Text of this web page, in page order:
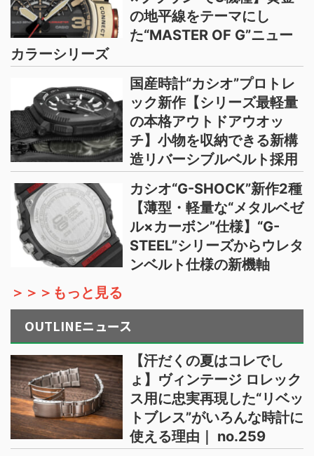
の地平線をテーマにし
た“MASTER OF G”ニュー
カラーシリーズ
国産時計“カシオ”プロトレ
ック新作【シリーズ最軽量
の本格アウトドアウオッ
チ】小物を収納できる新構
造リバーシブルベルト採用
カシオ“G-SHOCK”新作2種
【薄型・軽量な“メタルベゼ
ル×カーボン”仕様】“G-
STEEL”シリーズからウレタ
ンベルト仕様の新機軸
＞＞＞もっと見る
OUTLINEニュース
【汗だくの夏はコレでし
ょ】ヴィンテージ ロレック
ス用に忠実再現した“リベッ
トブレス”がいろんな時計に
使える理由｜ no.259